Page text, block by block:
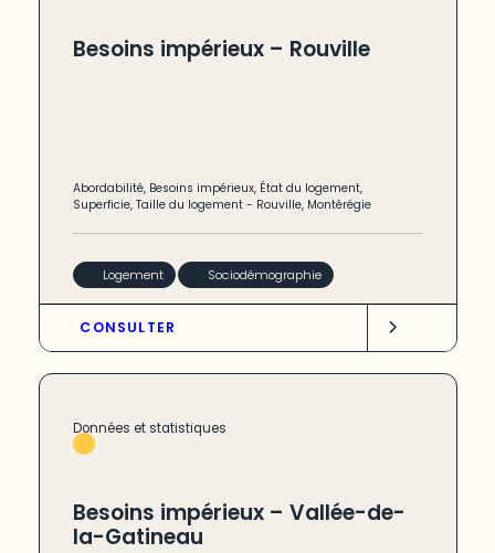
Besoins impérieux – Rouville
Abordabilité, Besoins impérieux, État du logement,
Superficie,Taille du logement - Rouville, Montérégie
Logement Sociodémographie
CONSULTER
Données et statistiques
Besoins impérieux – Vallée-de-
la-Gatineau